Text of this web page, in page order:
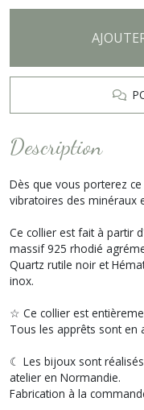
Description
Dès que vous porterez
vibratoires des minéraux
Ce collier est fait à partir
massif 925 rhodié
Quartz rutile noir et
inox.
☆ Ce collier est
Tous les apprêts sont en
☾ Les bijoux sont
atelier en Normandie.
Fabrication à la